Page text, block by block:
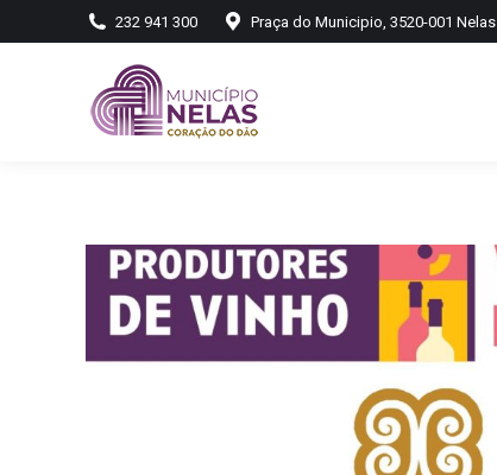
232 941 300 Praça do Municipio, 3520-001 Nelas